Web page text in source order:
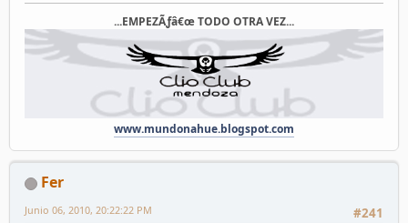
...EMPEZÃƒâ€œ TODO OTRA VEZ...
www.mundonahue.blogspot.com
Fer
#241
Junio 06, 2010, 20:22:22 PM